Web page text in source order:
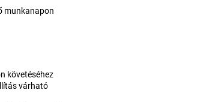
munkanapon
követéséhez
várható